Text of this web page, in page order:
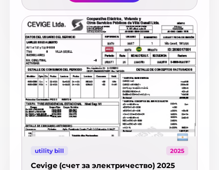
utility bill 2025
Cevige (счет за электричество) 2025